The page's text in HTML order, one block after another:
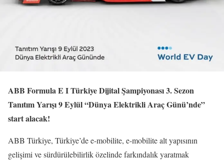
ABB Formula E I Türkiye Dijital Şampiyonası 3. Sezon
Tanıtım Yarışı 9 Eylül “Dünya Elektrikli Araç Günü’nde”
start alacak!
ABB Türkiye, Türkiye’de e-mobilite, e-mobilite alt yapısının
gelişimi ve sürdürülebilirlik özelinde farkındalık yaratmak